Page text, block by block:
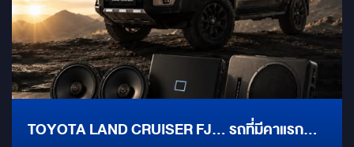
TOYOTA LAND CRUISER FJ… รถที่มีคาแรก